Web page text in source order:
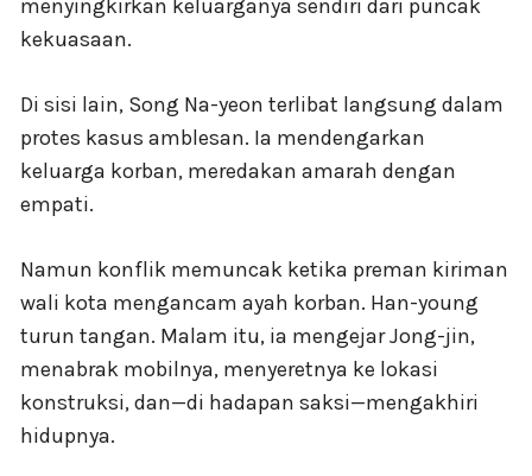
menyingkirkan keluarganya sendiri dari puncak
kekuasaan.
Di sisi lain, Song Na-yeon terlibat langsung dalam
protes kasus amblesan. Ia mendengarkan
keluarga korban, meredakan amarah dengan
empati.
Namun konflik memuncak ketika preman kiriman
wali kota mengancam ayah korban. Han-young
turun tangan. Malam itu, ia mengejar Jong-jin,
menabrak mobilnya, menyeretnya ke lokasi
konstruksi, dan—di hadapan saksi—mengakhiri
hidupnya.